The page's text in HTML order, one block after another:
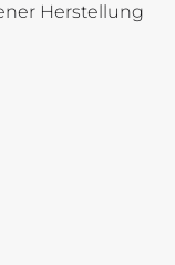
Herstellung